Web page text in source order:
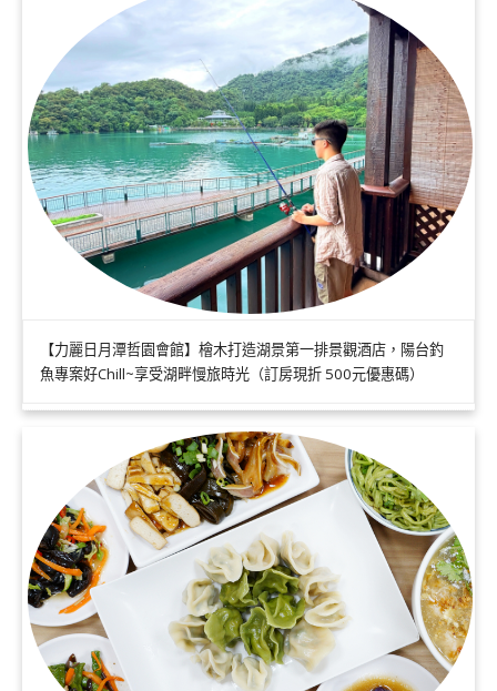
【力麗日月潭哲園會館】檜木打造湖景第一排景觀酒店，陽台釣
魚專案好Chill~享受湖畔慢旅時光（訂房現折 500元優惠碼）